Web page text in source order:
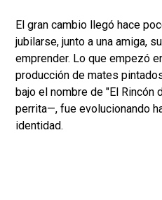
El gran cambio llegó hace
jubilarse, junto a una amiga,
emprender. Lo que empezó
producción de mates
bajo el nombre de "El Rincón
perrita—, fue evolucionando
identidad.